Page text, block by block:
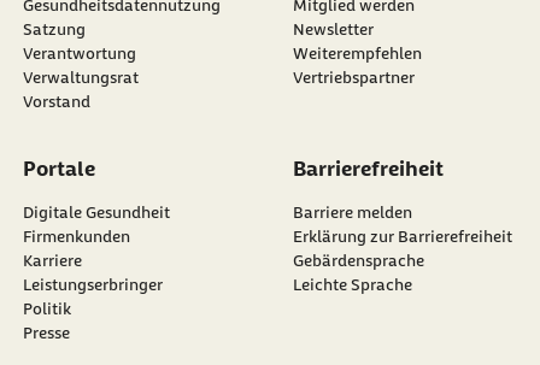
Gesundheitsdatennutzung
Satzung
Verantwortung
Verwaltungsrat
Vorstand
Mitglied werden
Newsletter
externer Link:
Weiterempfehlen
Vertriebspartner
Portale
Digitale Gesundheit
Firmenkunden
Karriere
Leistungserbringer
Politik
Presse
Barrierefreiheit
Barriere melden
Erklärung zur Barrierefreiheit
Gebärdensprache
Leichte Sprache